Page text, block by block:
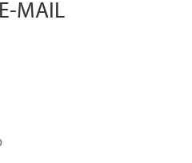
MAIL